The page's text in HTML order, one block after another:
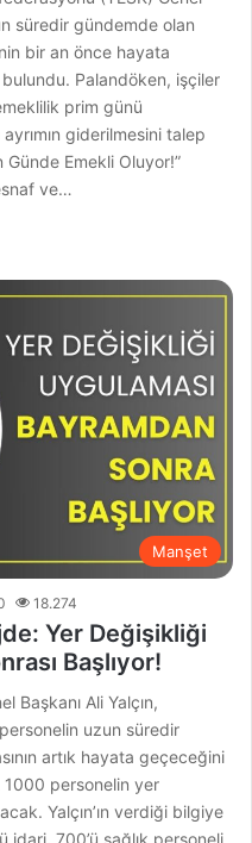
süredir gündemde olan
bir an önce hayata
Palandöken, işçiler
prim günü
giderilmesini talep
Günde Emekli Oluyor!”
ve…
Manşet
18.274
Yer Değişikliği
Başlıyor!
Başkanı Ali Yalçın,
uzun süredir
artık hayata geçeceğini
1000 personelin yer
Yalçın’ın verdiği bilgiye
idari, 700’ü sağlık personeli